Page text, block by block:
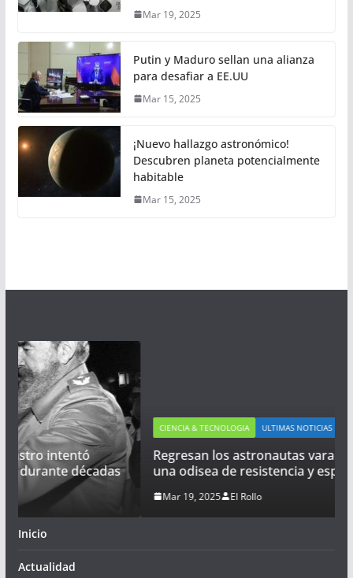
Mar 19, 2025
Putin y Maduro sellan una alianza
para desafiar a EE.UU
Mar 15, 2025
¡Nuevo hallazgo astronómico!
Descubren planeta potencialmente
habitable
Mar 15, 2025
CIENCIA & TECNOLOGIA ULTIMAS NOTICIAS
Regresan los astronautas varados en el espacio:
una odisea de resistencia y esperanza
Mar 19, 2025 El Rollo
Inicio
Actualidad